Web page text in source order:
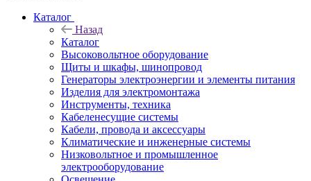
Каталог
Назад
Каталог
Высоковольтное оборудование
Щиты и шкафы, шинопровод
Генераторы электроэнергии и элементы питания
Изделия для электромонтажа
Инструменты, техника
Кабеленесущие системы
Кабели, провода и аксессуары
Климатические и инженерные системы
Низковольтное и промышленное
электрооборудование